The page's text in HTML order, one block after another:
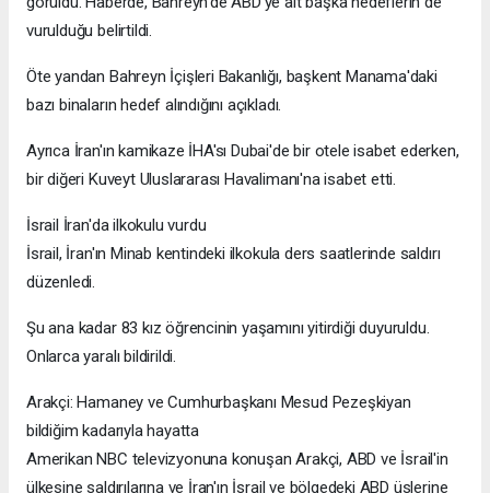
vurulduğu belirtildi.
Öte yandan Bahreyn İçişleri Bakanlığı, başkent Manama'daki
bazı binaların hedef alındığını açıkladı.
Ayrıca İran'ın kamikaze İHA'sı Dubai'de bir otele isabet ederken,
bir diğeri Kuveyt Uluslararası Havalimanı'na isabet etti.
İsrail İran'da ilkokulu vurdu
İsrail, İran'ın Minab kentindeki ilkokula ders saatlerinde saldırı
düzenledi.
Şu ana kadar 83 kız öğrencinin yaşamını yitirdiği duyuruldu.
Onlarca yaralı bildirildi.
Arakçi: Hamaney ve Cumhurbaşkanı Mesud Pezeşkiyan
bildiğim kadarıyla hayatta
Amerikan NBC televizyonuna konuşan Arakçi, ABD ve İsrail'in
ülkesine saldırılarına ve İran'ın İsrail ve bölgedeki ABD üslerine